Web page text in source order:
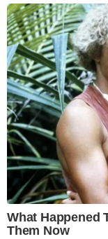
What Happened
Them Now